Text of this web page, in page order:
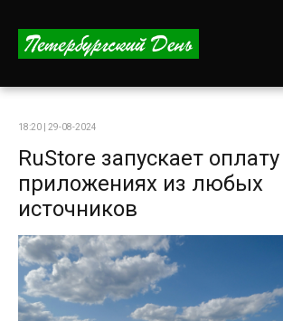
18:20 | 29-08-2024
RuStore запускает
приложениях из любых
источников